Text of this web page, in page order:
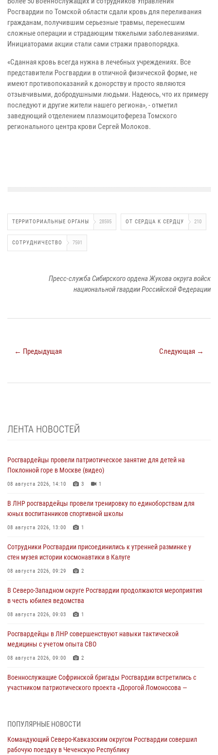
Росгвардии по Томской области сдали кровь для переливания
гражданам, получившим серьезные травмы, перенесшим
сложные операции и страдающим тяжелыми заболеваниями.
Инициаторами акции стали сами стражи правопорядка.
«Сданная кровь всегда нужна в лечебных учреждениях. Все
представители Росгвардии в отличной физической форме, не
имеют противопоказаний к донорству и просто являются
отзывчивыми, добродушными людьми. Надеюсь, что их примеру
последуют и другие жители нашего региона», - отметил
заведующий отделением плазмоцитофереза Томского
регионального центра крови Сергей Молоков.
ТЕРРИТОРИАЛЬНЫЕ ОРГАНЫ 28595 ОТ СЕРДЦА К СЕРДЦУ 210
СОТРУДНИЧЕСТВО 7591
Пресс-служба Сибирского ордена Жукова округа войск
национальной гвардии Российской Федерации
← Предыдущая Следующая →
ЛЕНТА НОВОСТЕЙ
Росгвардейцы провели патриотическое занятие для детей на
Поклонной горе в Москве (видео)
08 августа 2026, 14:10 3 1
В ЛНР росгвардейцы провели тренировку по единоборствам для
юных воспитанников спортивной школы
08 августа 2026, 13:00 1
Сотрудники Росгвардии присоединились к утренней разминке у
стен музея истории космонавтики в Калуге
08 августа 2026, 09:29 2
В Северо-Западном округе Росгвардии продолжаются мероприятия
в честь юбилея ведомства
08 августа 2026, 09:03 1
Росгвардейцы в ЛНР совершенствуют навыки тактической
медицины с учетом опыта СВО
08 августа 2026, 09:00 2
Военнослужащие Софринской бригады Росгвардии встретились с
участником патриотического проекта «Дорогой Ломоносова —
Кузбассе
ПОПУЛЯРНЫЕ НОВОСТИ
Командующий Северо-Кавказским округом Росгвардии совершил
рабочую поездку в Чеченскую Республику